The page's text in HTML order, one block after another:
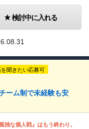
検討中に入れる
を聞きたい応募可
ーム制で未経験も安
独な個人戦』はもう終わり。